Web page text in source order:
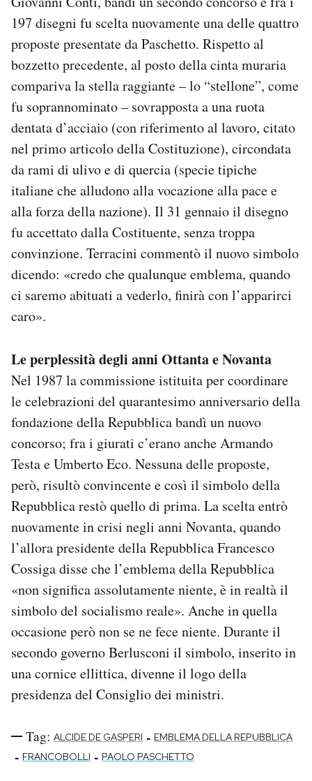
197 disegni fu scelta nuovamente una delle quattro
proposte presentate da Paschetto. Rispetto al
bozzetto precedente, al posto della cinta muraria
compariva la stella raggiante – lo “stellone”, come
fu soprannominato – sovrapposta a una ruota
dentata d’acciaio (con riferimento al lavoro, citato
nel primo articolo della Costituzione), circondata
da rami di ulivo e di quercia (specie tipiche
italiane che alludono alla vocazione alla pace e
alla forza della nazione). Il 31 gennaio il disegno
fu accettato dalla Costituente, senza troppa
convinzione. Terracini commentò il nuovo simbolo
dicendo: «credo che qualunque emblema, quando
ci saremo abituati a vederlo, finirà con l’apparirci
caro».
Le perplessità degli anni Ottanta e Novanta
Nel 1987 la commissione istituita per coordinare
le celebrazioni del quarantesimo anniversario della
fondazione della Repubblica bandì un nuovo
concorso; fra i giurati c’erano anche Armando
Testa e Umberto Eco. Nessuna delle proposte,
però, risultò convincente e così il simbolo della
Repubblica restò quello di prima. La scelta entrò
nuovamente in crisi negli anni Novanta, quando
l’allora presidente della Repubblica Francesco
Cossiga disse che l’emblema della Repubblica
«non significa assolutamente niente, è in realtà il
simbolo del socialismo reale». Anche in quella
occasione però non se ne fece niente. Durante il
secondo governo Berlusconi il simbolo, inserito in
una cornice ellittica, divenne il logo della
presidenza del Consiglio dei ministri.
Tag: ALCIDE DE GASPERI - EMBLEMA DELLA REPUBBLICA
- FRANCOBOLLI - PAOLO PASCHETTO